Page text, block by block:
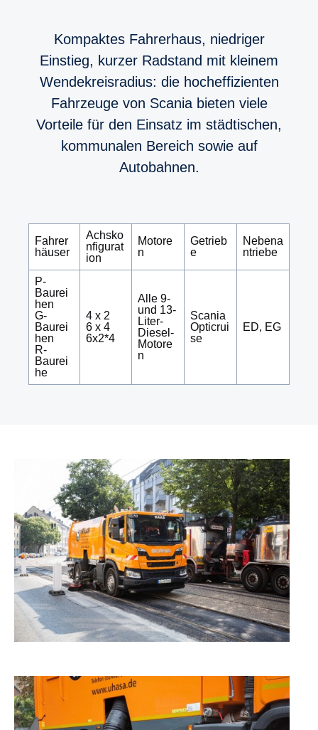
Kompaktes Fahrerhaus, niedriger
Einstieg, kurzer Radstand mit kleinem
Wendekreisradius: die hocheffizienten
Fahrzeuge von Scania bieten viele
Vorteile für den Einsatz im städtischen,
kommunalen Bereich sowie auf
Autobahnen.
Fahrer
häuser
Achsko
nfigurat
ion
Motore
n
Getrieb
e
Nebena
ntriebe
P-
Baurei
hen
G-
Baurei
hen
R-
Baurei
he
4 x 2
6 x 4
6x2*4
Alle 9-
und 13-
Liter-
Diesel-
Motore
n
Scania
Opticrui
se
ED, EG